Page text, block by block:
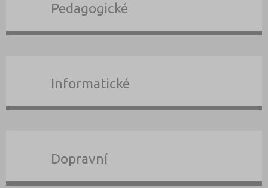
Pedagogické
Informatické
Dopravní